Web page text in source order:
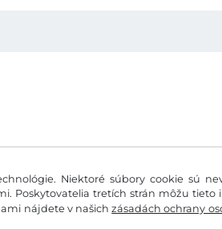
Niektoré súbory cookie sú
Poskytovatelia tretích strán môžu
nájdete v našichzásadách ochrany